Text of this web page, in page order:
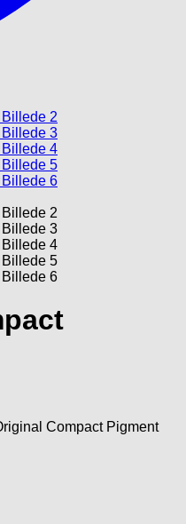
Compact Pigment